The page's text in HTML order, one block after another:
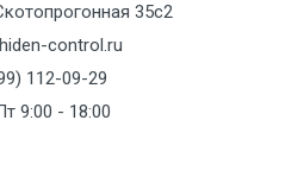
35с2
control.ru
112-09-29
9:00 - 18:00